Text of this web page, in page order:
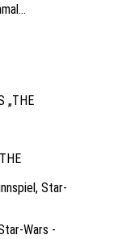
, Star-
Wars -